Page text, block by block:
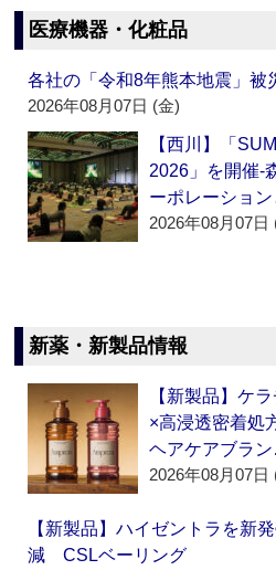
医療機器・化粧品
各社の「令和8年熊本地震」被
2026年08月07日 (金)
【西川】「
2026」を開催‐
ーポレーショ
2026年08月07日
新薬・新製品情報
【新製品】ケ
×高浸透密着処
ヘアケアブラ
2026年08月07日
【新製品】ハイゼントラを新
減 CSLベーリング